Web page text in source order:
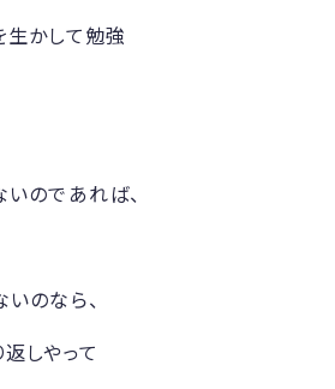
生かして勉強
のであれば、
のなら、
しやって